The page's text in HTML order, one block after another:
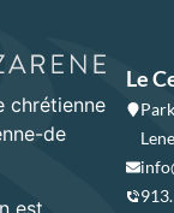
chrétienne
de
est
Le